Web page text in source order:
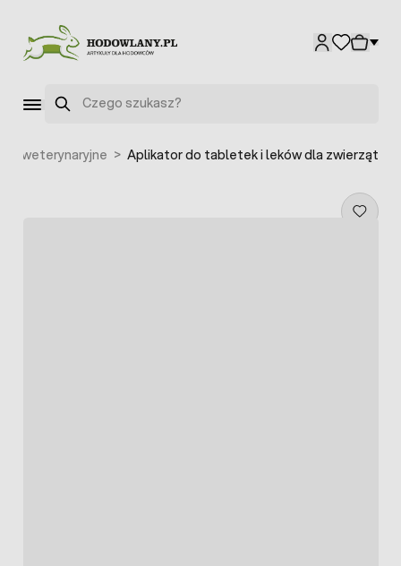
Szukaj
weterynaryjne > Aplikator do tabletek i leków dla zwierząt